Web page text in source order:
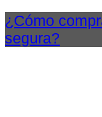
¿Cómo
segura?